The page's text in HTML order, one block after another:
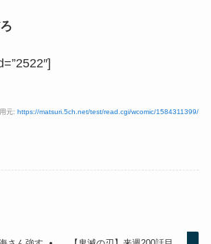
元:https://matsuri.5ch.net/test/read.cgi/wcomic/1584311399/